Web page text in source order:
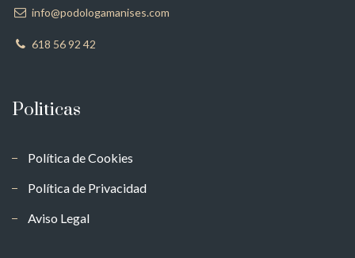
info@podologamanises.com
618 56 92 42
Politicas
Política de Cookies
Política de Privacidad
Aviso Legal